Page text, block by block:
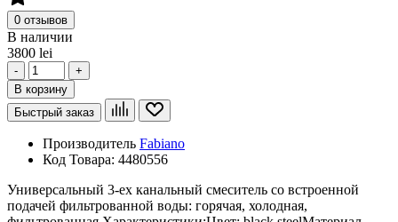
0 отзывов
В наличии
3800 lei
-
+
В корзину
Быстрый заказ
Производитель Fabiano
Код Товара: 4480556
Универсальный 3-ех канальный смеситель со встроенной
подачей фильтрованной воды: горячая, холодная,